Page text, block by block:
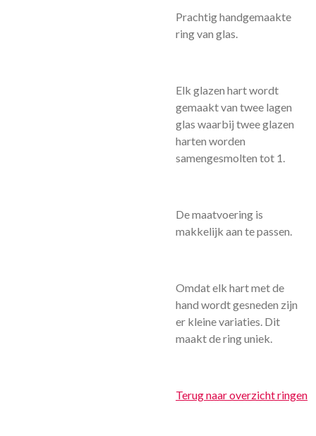
Prachtig handgemaakte
ring van glas.
Elk glazen hart wordt
gemaakt van twee lagen
glas waarbij twee glazen
harten worden
samengesmolten tot 1.
De maatvoering is
makkelijk aan te passen.
Omdat elk hart met de
hand wordt gesneden zijn
er kleine variaties. Dit
maakt de ring uniek.
Terug naar overzicht ringen